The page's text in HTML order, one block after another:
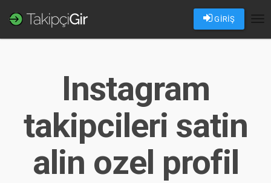
GİRİŞ
Instagram
takipcileri satin
alin ozel profil